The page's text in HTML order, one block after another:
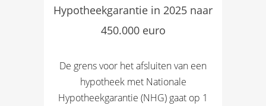
Hypotheekgarantie in 2025 naar
450.000 euro
De grens voor het afsluiten van een
hypotheek met Nationale
Hypotheekgarantie (NHG) gaat op 1